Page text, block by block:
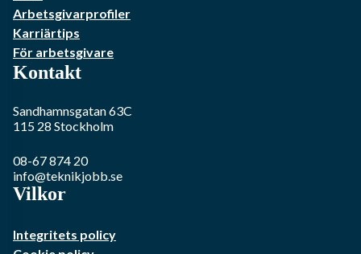
Arbetsgivarprofiler
Karriärtips
För arbetsgivare
Kontakt
Sandhamnsgatan 63C
115 28 Stockholm
08-67 874 20
info@teknikjobb.se
Vilkor
Integritets policy